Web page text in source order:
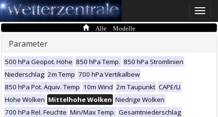
Toggle
Alle Modelle
Parameter
500 hPa Geopot. Höhe 850 hPa Temp. 850 hPa Stromlinien
Niederschlag 2m Temp 700 hPa Vertikalbew
850 hPa Pot. Äquiv. Temp 10m Wind 2m Taupunkt CAPE/LI
Hohe Wolken Mittelhohe Wolken Niedrige Wolken
700 hPa Rel. Feuchte Min/Max Temp. Gesamtniederschlag